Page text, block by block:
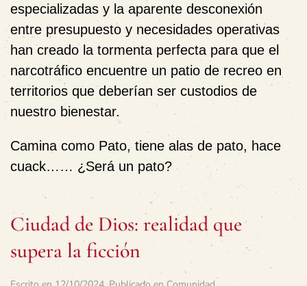
especializadas y la aparente desconexión
entre presupuesto y necesidades operativas
han creado la tormenta perfecta para que el
narcotráfico encuentre un patio de recreo en
territorios que deberían ser custodios de
nuestro bienestar.
Camina como Pato, tiene alas de pato, hace
cuack…… ¿Será un pato?
Ciudad de Dios: realidad que
supera la ficción